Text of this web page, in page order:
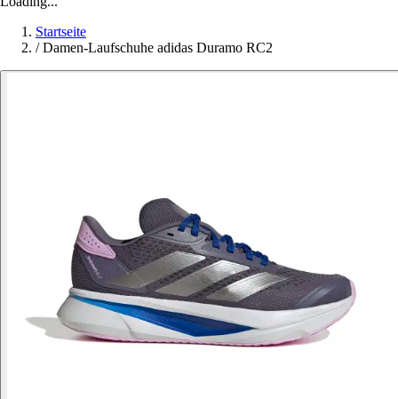
Startseite
/ Damen-Laufschuhe adidas Duramo RC2